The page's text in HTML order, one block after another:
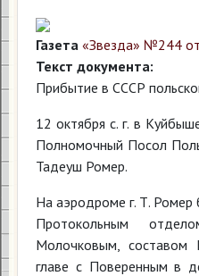
Газета «Звезда» №244
Текст документа:
Прибытие в СССР
12 октября с. г. в
Полномочный Посол
Тадеуш Ромер.
На аэродроме г. Т.
Протокольным
Молочковым, составом
главе с Поверенным в